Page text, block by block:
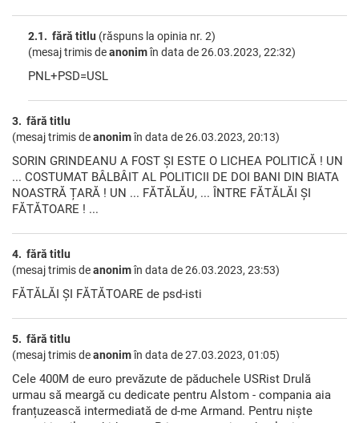
2.1. fără titlu (răspuns la opinia nr. 2)
(mesaj trimis deanonimîn data de26.03.2023, 22:32)
PNL+PSD=USL
3. fără titlu
(mesaj trimis deanonimîn data de26.03.2023, 20:13)
SORIN GRINDEANU A FOST ȘI ESTE O LICHEA POLITICĂ ! UN
... COSTUMAT BÂLBÂIT AL POLITICII DE DOI BANI DIN BIATA
NOASTRĂ ȚARĂ ! UN ... FĂTĂLĂU, ... ÎNTRE FĂTĂLĂI ȘI
FĂTĂTOARE ! ...
4. fără titlu
(mesaj trimis deanonimîn data de26.03.2023, 23:53)
FĂTĂLĂI ȘI FĂTĂTOARE de psd-isti
5. fără titlu
(mesaj trimis deanonimîn data de27.03.2023, 01:05)
Cele 400M de euro prevăzute de păduchele USRist Drulă
urmau să meargă cu dedicate pentru Alstom - compania aia
franțuzească intermediată de d-me Armand. Pentru niște